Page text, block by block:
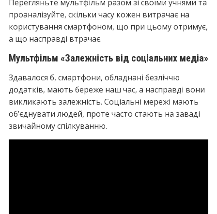
Перегляньте мультфільм разом зі своїми учнями та
проаналізуйте, скільки часу кожен витрачає на
користування смартфоном, що при цьому отримує,
а що насправді втрачає.
Мультфільм «Залежність від соціальних медіа»
Здавалося б, смартфони, обладнані безліччю
додатків, мають береже наш час, а насправді вони
викликають залежність. Соціальні мережі мають
об’єднувати людей, проте часто стають на заваді
звичайному спілкуванню.